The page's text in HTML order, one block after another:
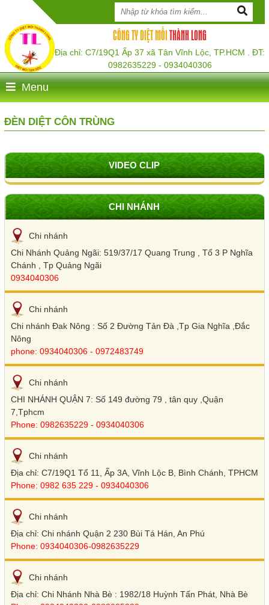
CÔNG TY DIỆT MỐITHÀNH LONG
Địa chỉ: C7/19Q1 Ấp 37 xã Tân Vĩnh Lộc, TP.HCM . ĐT:
0982635229 - 0934040306
Menu
ĐÈN DIỆT CÔN TRÙNG
VIDEO CLIP
CHI NHÁNH
Chi nhánh
Chi Nhánh Quảng Ngãi: 519/37/17 Quang Trung , Tổ 3 P Nghĩa
Chánh , Tp Quảng Ngãi
0934040306
Chi nhánh
Chi nhánh Đak Nông : Số 2 Đường Tản Đà ,Tp Gia Nghĩa ,Đắc
Nông
phone: 0934040306 - 0972483749
Chi nhánh
CHI NHÁNH QUẬN 7: Số 149 đường 79 , tân quy ,Quận
7,Tphcm
Phone: 0982635229 - 0934040306
Chi nhánh
Địa chỉ: C7/19Q1 Tổ 11, Ấp 3A, Vĩnh Lộc B, Bình Chánh, TPHCM
Phone: 0982 635 229 - 0934040306
Chi nhánh
Địa chỉ: Chi nhánh Quận 2 230 Bùi Tá Hán, An Phú
Phone: 0934040306-0982635229
Chi nhánh
Địa chỉ: Chi Nhánh Nhà Bè : 1982/18 Huỳnh Tấn Phát, Nhà Bè